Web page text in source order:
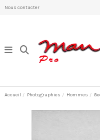
Nous contacter
Accueil Photographies Hommes